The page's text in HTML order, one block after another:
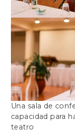
Una sala de
capacidad para
teatro